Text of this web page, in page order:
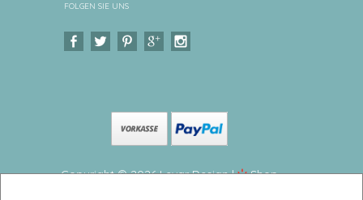
FOLGEN SIE UNS
Copyright © 2026 Levar Design |
Shop